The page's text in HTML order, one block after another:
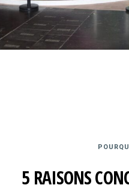
5 RAISONS